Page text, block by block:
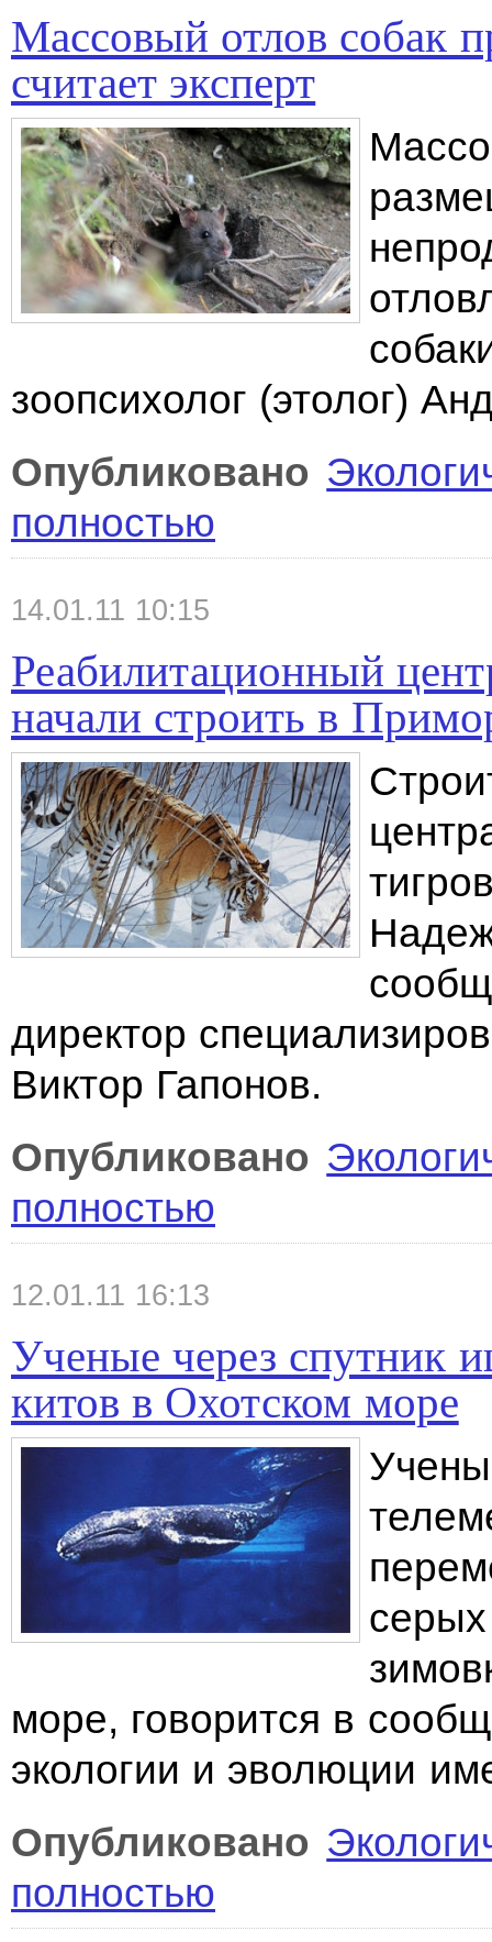
Массовый отлов собак
считает эксперт
зоопсихолог (этолог)
Опубликовано
полностью
14.01.11 10:15
Реабилитационный
начали строить в
директор
Виктор Гапонов.
Опубликовано
полностью
12.01.11 16:13
Ученые через спутник
китов в Охотском море
море, говорится в
экологии и эволюции
Опубликовано
полностью